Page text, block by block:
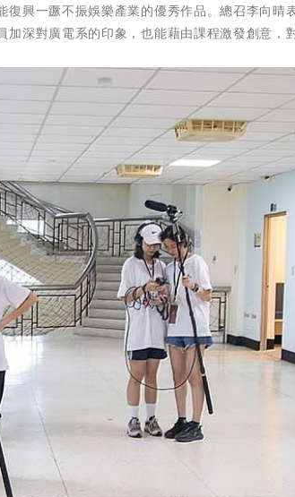
興一蹶不振娛樂產業的優秀作品。總召李向晴
深對廣電系的印象，也能藉由課程激發創意，